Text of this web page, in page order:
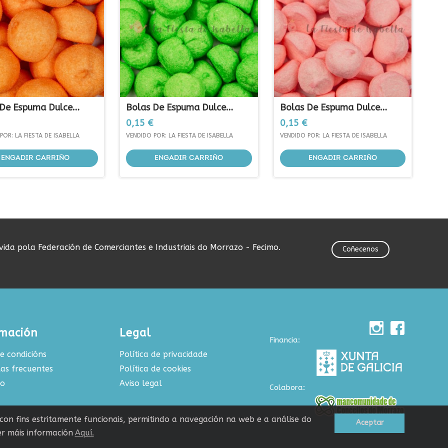
Espuma Dulce
LA FIESTA DE ISABELLA
ENGADIR CARRIÑO
Bolas De Espuma Dulce
Verdes
Prezo
0,15 €
VENDIDO POR: LA FIESTA DE ISABELLA
ENGADIR CARRIÑO
Bolas De Espuma Dulce
Rosas
Prezo
0,15 €
VENDIDO POR: LA FIESTA DE ISABELLA
ENGADIR CARRIÑO
pola Federación de Comerciantes e Industriais do Morrazo - Fecimo. Coñecenos
condicións
frecuentes
Legal
Política de privacidade
Política de cookies
Aviso legal
Financia:
Colabora:
fins estritamente funcionais, permitindo a navegación na web e a análise do
máis información Aquí.
Aceptar